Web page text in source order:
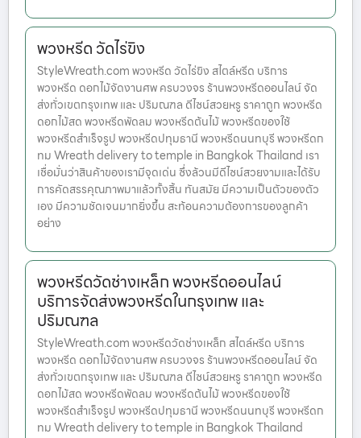
พวงหรีด วัดไร่ขิง
StyleWreath.com พวงหรีด วัดไร่ขิง สไตล์หรีด บริการ
พวงหรีด ดอกไม้จัดงานศพ ครบวงจร ร้านพวงหรีดออนไลน์ จัด
ส่งทั่วเขตกรุงเทพ และ ปริมณฑล ดีไซน์สวยหรู ราคาถูก พวงหรีด
ดอกไม้สด พวงหรีดพัดลม พวงหรีดต้นไม้ พวงหรีดของใช้
พวงหรีดสำเร็จรูป พวงหรีดปทุมธานี พวงหรีดนนทบุรี พวงหรีดก
ทม Wreath delivery to temple in Bangkok Thailand เรา
เชื่อมั่นว่าสินค้าของเรามีจุดเด่น ซึ่งล้วนมีดีไซน์สวยงามและได้รับ
การคัดสรรคุณภาพมาแล้วทั้งสิ้น ทันสมัย มีความเป็นตัวของตัว
เอง มีความชัดเจนมากยิ่งขึ้น สะท้อนความต้องการของลูกค้า
อย่าง
พวงหรีดวัดช่างเหล็ก พวงหรีดออนไลน์
บริการจัดส่งพวงหรีดในกรุงเทพ และ
ปริมณฑล
StyleWreath.com พวงหรีดวัดช่างเหล็ก สไตล์หรีด บริการ
พวงหรีด ดอกไม้จัดงานศพ ครบวงจร ร้านพวงหรีดออนไลน์ จัด
ส่งทั่วเขตกรุงเทพ และ ปริมณฑล ดีไซน์สวยหรู ราคาถูก พวงหรีด
ดอกไม้สด พวงหรีดพัดลม พวงหรีดต้นไม้ พวงหรีดของใช้
พวงหรีดสำเร็จรูป พวงหรีดปทุมธานี พวงหรีดนนทบุรี พวงหรีดก
ทม Wreath delivery to temple in Bangkok Thailand